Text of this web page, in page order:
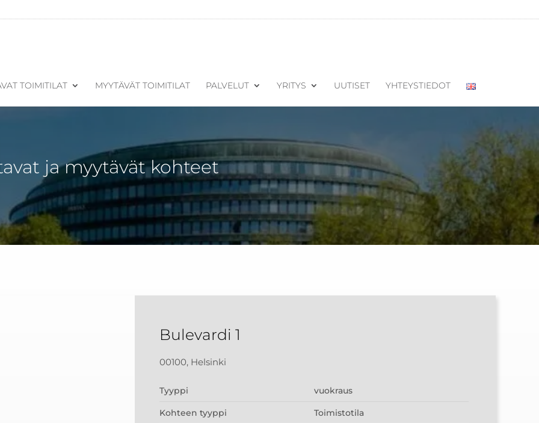
TOIMITILAT MYYTÄVÄT TOIMITILAT PALVELUT YRITYS UUTISET YHTEYSTIEDOT
ja myytävät kohteet
Bulevardi 1
00100, Helsinki
Tyyppi vuokraus
Kohteen tyyppi Toimistotila